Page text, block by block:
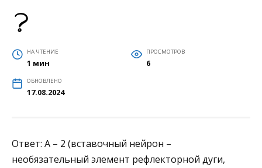
НА ЧТЕНИЕ
1 мин
ПРОСМОТРОВ
6
ОБНОВЛЕНО
17.08.2024
Ответ: А – 2 (вставочный нейрон –
необязательный элемент рефлекторной дуги,